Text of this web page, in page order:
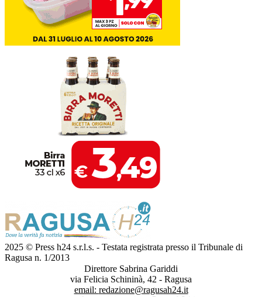
2025 © Press h24 s.r.l.s. - Testata registrata presso il Tribunale di
Ragusa n. 1/2013
Direttore Sabrina Gariddi
via Felicia Schininà, 42 - Ragusa
email: redazione@ragusah24.it